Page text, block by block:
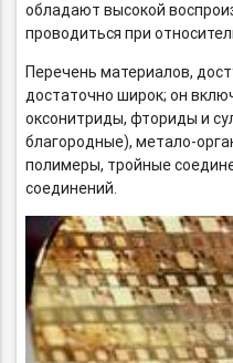
обладают высокой
проводиться при
Перечень материалов,
достаточно широк; он
оксонитриды, фториды и
благородные),метало-
полимеры, тройные
соединений.